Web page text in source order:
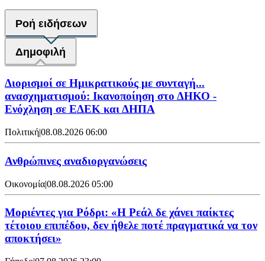
Ροή ειδήσεων
Δημοφιλή
Διορισμοί σε Ημικρατικούς με συνταγή...
ανασχηματισμού: Ικανοποίηση στο ΔΗΚΟ -
Ενόχληση σε ΕΔΕΚ και ΔΗΠΑ
Πολιτική|08.08.2026 06:00
Ανθρώπινες αναδιοργανώσεις
Οικονομία|08.08.2026 05:00
Μοριέντες για Ρόδρι: «Η Ρεάλ δε χάνει παίκτες
τέτοιου επιπέδου, δεν ήθελε ποτέ πραγματικά να τον
αποκτήσει»